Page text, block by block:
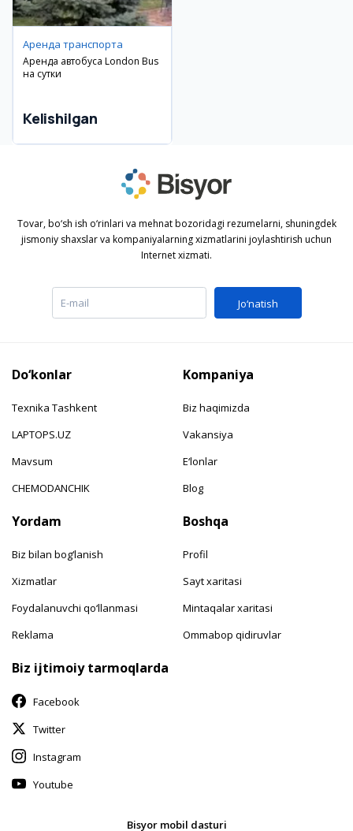
Аренда транспорта
Аренда автобуса London Bus
на сутки
Kelishilgan
Tovar, bo‘sh ish o‘rinlari va mehnat bozoridagi rezumelarni, shuningdek
jismoniy shaxslar va kompaniyalarning xizmatlarini joylashtirish uchun
Internet xizmati.
Jo‘natish
Do‘konlar
Texnika Tashkent
LAPTOPS.UZ
Mavsum
CHEMODANCHIK
Kompaniya
Biz haqimizda
Vakansiya
E‘lonlar
Blog
Yordam
Biz bilan bog‘lanish
Xizmatlar
Foydalanuvchi qo‘llanmasi
Reklama
Boshqa
Profil
Sayt xaritasi
Mintaqalar xaritasi
Ommabop qidiruvlar
Biz ijtimoiy tarmoqlarda
Facebook
Twitter
Instagram
Youtube
Bisyor mobil dasturi